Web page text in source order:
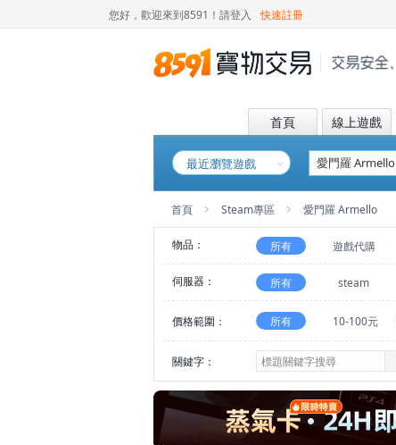
您好，歡迎來到8591！ 請登入 快速註冊
首頁 線上遊戲
最近瀏覽遊戲
首頁 Steam專區 愛門羅 Armello
物品： 所有 遊戲代購
伺服器： 所有 steam
價格範圍： 所有 10-100元
關鍵字：